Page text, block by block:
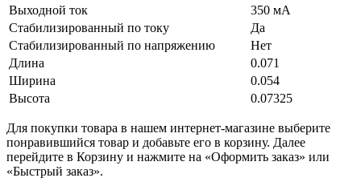
Выходной ток
350 мА
Стабилизированный по току
Да
Стабилизированный по напряжению
Нет
Длина
0.071
Ширина
0.054
Высота
0.07325
Для покупки товара в нашем интернет-магазине выберите
понравившийся товар и добавьте его в корзину. Далее
перейдите в Корзину и нажмите на «Оформить заказ» или
«Быстрый заказ».